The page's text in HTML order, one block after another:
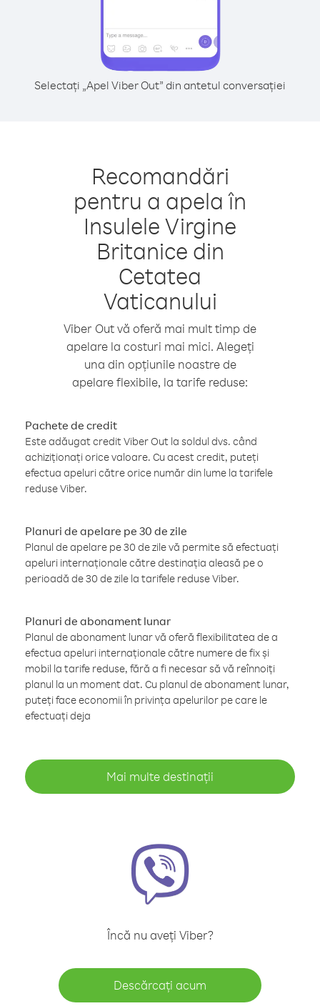
Selectați „Apel Viber Out” din antetul conversației
Recomandări
pentru a apela în
Insulele Virgine
Britanice din
Cetatea
Vaticanului
Viber Out vă oferă mai mult timp de
apelare la costuri mai mici. Alegeți
una din opțiunile noastre de
apelare flexibile, la tarife reduse:
Pachete de credit
Este adăugat credit Viber Out la soldul dvs. când
achiziționați orice valoare. Cu acest credit, puteți
efectua apeluri către orice număr din lume la tarifele
reduse Viber.
Planuri de apelare pe 30 de zile
Planul de apelare pe 30 de zile vă permite să efectuați
apeluri internaționale către destinația aleasă pe o
perioadă de 30 de zile la tarifele reduse Viber.
Planuri de abonament lunar
Planul de abonament lunar vă oferă flexibilitatea de a
efectua apeluri internaționale către numere de fix și
mobil la tarife reduse, fără a fi necesar să vă reînnoiți
planul la un moment dat. Cu planul de abonament lunar,
puteți face economii în privința apelurilor pe care le
efectuați deja
Mai multe destinații
Încă nu aveți Viber?
Descărcați acum